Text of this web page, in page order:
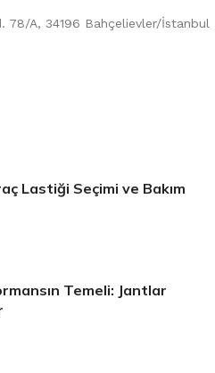
78/A, 34196 Bahçelievler/İstanbul
Lastiği Seçimi ve Bakım
Temeli: Jantlar